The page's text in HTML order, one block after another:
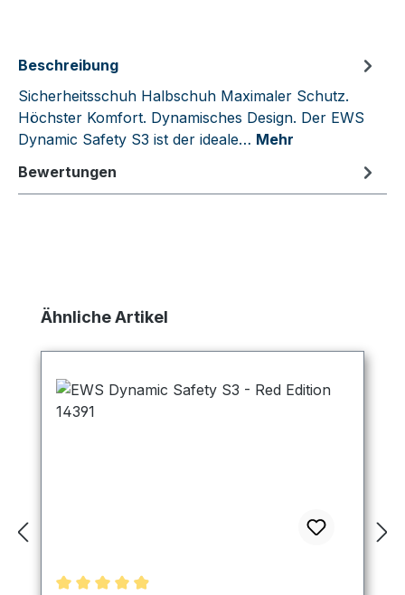
Beschreibung
Sicherheitsschuh Halbschuh Maximaler Schutz.
Höchster Komfort. Dynamisches Design. Der EWS
Dynamic Safety S3 ist der ideale… Mehr
Bewertungen
Produktgalerie überspringen
Ähnliche Artikel